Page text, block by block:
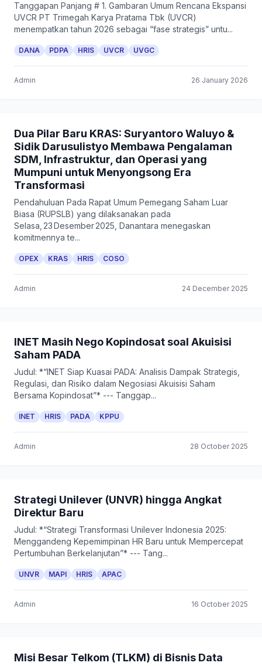
Tanggapan Panjang # 1. Gambaran Umum Rencana Ekspansi
UVCR PT Trimegah Karya Pratama Tbk (UVCR)
menempatkan tahun 2026 sebagai “fase strategis” untu...
DANA PDPA HRIS UVCR UVGC
Admin 26 January 2026
Dua Pilar Baru KRAS: Suryantoro Waluyo &
Sidik Darusulistyo Membawa Pengalaman
SDM, Infrastruktur, dan Operasi yang
Mumpuni untuk Menyongsong Era
Transformasi
Pendahuluan Pada Rapat Umum Pemegang Saham Luar
Biasa (RUPSLB) yang dilaksanakan pada
Selasa, 23 Desember 2025, Danantara menegaskan
komitmennya te...
OPEX KRAS HRIS COSO
Admin 24 December 2025
INET Masih Nego Kopindosat soal Akuisisi
Saham PADA
Judul: *“INET Siap Kuasai PADA: Analisis Dampak Strategis,
Regulasi, dan Risiko dalam Negosiasi Akuisisi Saham
Bersama Kopindosat”* --- Tanggap...
INET HRIS PADA KPPU
Admin 28 October 2025
Strategi Unilever (UNVR) hingga Angkat
Direktur Baru
Judul: *“Strategi Transformasi Unilever Indonesia 2025:
Menggandeng Kepemimpinan HR Baru untuk Mempercepat
Pertumbuhan Berkelanjutan”* --- Tang...
UNVR MAPI HRIS APAC
Admin 16 October 2025
Misi Besar Telkom (TLKM) di Bisnis Data